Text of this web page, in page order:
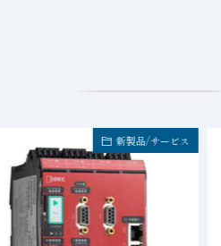
新製品/サービス